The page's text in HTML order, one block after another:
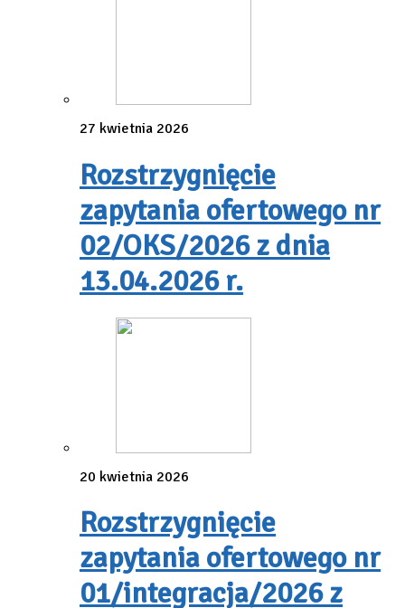
27 kwietnia 2026
Rozstrzygnięcie
zapytania ofertowego nr
02/OKS/2026 z dnia
13.04.2026 r.
20 kwietnia 2026
Rozstrzygnięcie
zapytania ofertowego nr
01/integracja/2026 z